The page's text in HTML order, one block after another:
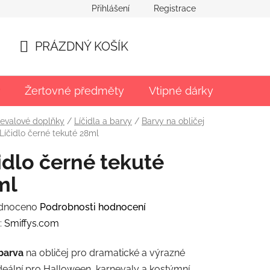
Přihlášení Registrace
KOŠÍK
PRÁZDNÝ KOŠÍK
Žertovné předměty Vtipné dárky
doplňky / Líčidla a barvy / Barvy na obličej
Líčidlo černé tekuté 28ml
černé tekuté
Podrobnosti hodnocení
Smiffys.com
na obličej pro dramatické a výrazné